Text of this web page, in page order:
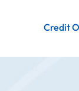
Credit